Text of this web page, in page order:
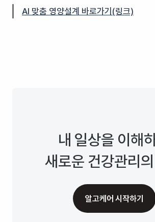
AI 맞춤 영양설계 바로가기(링크)
내 일상을 이해
새로운 건강관리
알고케어 시작하기